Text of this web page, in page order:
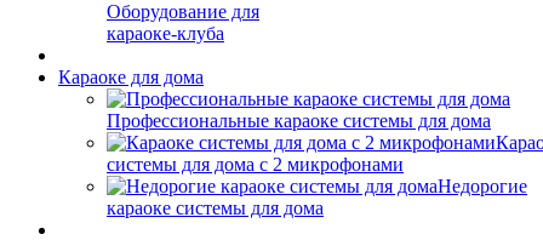
Оборудование для
караоке-клуба
Караоке для дома
Профессиональные караоке системы для дома
системы для дома с 2 микрофонами
Недорогие
караоке системы для дома